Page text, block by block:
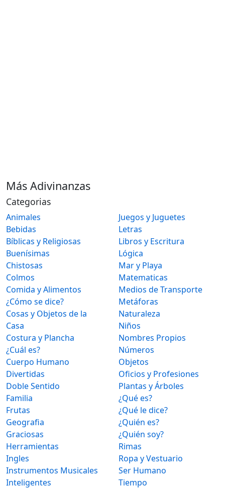
Más Adivinanzas
Categorias
Animales
Bebidas
Bíblicas y Religiosas
Buenísimas
Chistosas
Colmos
Comida y Alimentos
¿Cómo se dice?
Cosas y Objetos de la
Casa
Costura y Plancha
¿Cuál es?
Cuerpo Humano
Divertidas
Doble Sentido
Familia
Frutas
Geografia
Graciosas
Herramientas
Ingles
Instrumentos Musicales
Inteligentes
Juegos y Juguetes
Letras
Libros y Escritura
Lógica
Mar y Playa
Matematicas
Medios de Transporte
Metáforas
Naturaleza
Niños
Nombres Propios
Números
Objetos
Oficios y Profesiones
Plantas y Árboles
¿Qué es?
¿Qué le dice?
¿Quién es?
¿Quién soy?
Rimas
Ropa y Vestuario
Ser Humano
Tiempo